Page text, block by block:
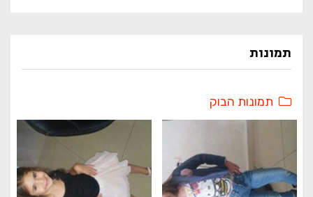
תמונות
תמונות הבוק